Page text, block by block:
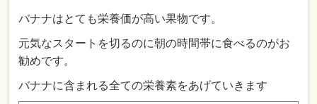
バナナはとても栄養価が高い果物です。
元気なスタートを切るのに朝の時間帯に食べるのがお
勧めです。
バナナに含まれる全ての栄養素をあげていきます